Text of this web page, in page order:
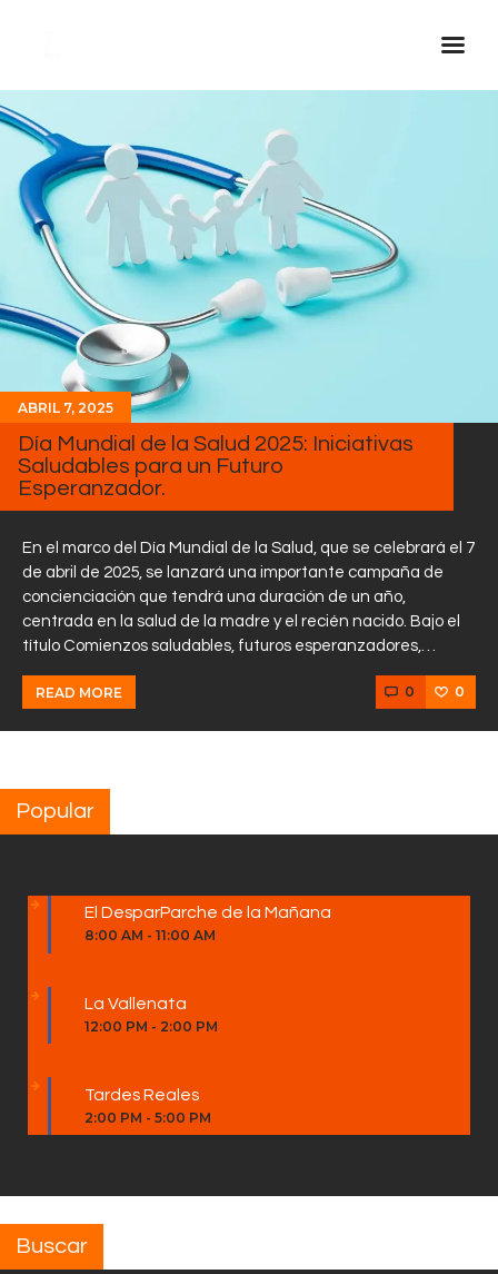
Streaming
En Vivo
Descarga La APP
Programas
Noticias
Equipo
Sobre Nosotros
Contactos
ABRIL 7, 2025
Día Mundial de la Salud 2025: Iniciativas
Saludables para un Futuro
Esperanzador.
En el marco del Día Mundial de la Salud, que se celebrará el 7
de abril de 2025, se lanzará una importante campaña de
concienciación que tendrá una duración de un año,
centrada en la salud de la madre y el recién nacido. Bajo el
título Comienzos saludables, futuros esperanzadores,…
READ MORE 0 0
Popular
El DesparParche de la Mañana
8:00 AM - 11:00 AM
La Vallenata
12:00 PM - 2:00 PM
Tardes Reales
2:00 PM - 5:00 PM
Buscar